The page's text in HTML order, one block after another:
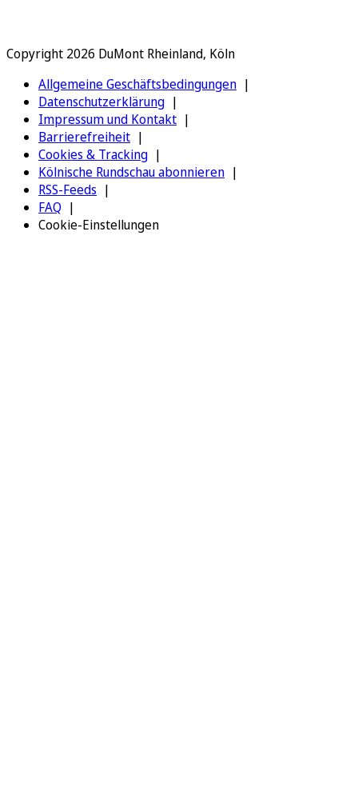
Copyright 2026 DuMont Rheinland, Köln
Allgemeine Geschäftsbedingungen
Datenschutzerklärung
Impressum und Kontakt
Barrierefreiheit
Cookies & Tracking
Kölnische Rundschau abonnieren
RSS-Feeds
FAQ
Cookie-Einstellungen